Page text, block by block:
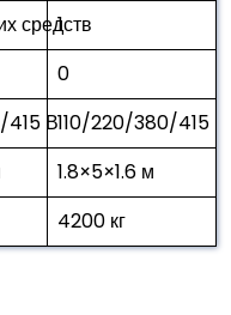
средств
1
0
415 В110/220/380/415 В
1.8×5×1.6 м
4200 кг